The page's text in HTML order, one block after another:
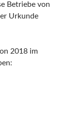
Betriebe von
Urkunde
2018 im